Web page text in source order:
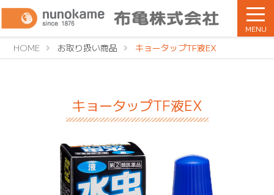
MENU
HOME お取り扱い商品 キョータップTF液EX
キョータップTF液EX